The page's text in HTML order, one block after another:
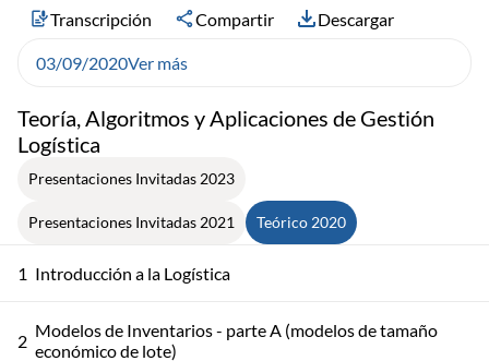
Teoría, Algoritmos y Aplicaciones de Gestión
Logística
Presentaciones Invitadas 2023
Presentaciones Invitadas 2021 Teórico 2020
1 Introducción a la Logística
2 Modelos de Inventarios - parte A (modelos de tamaño
económico de lote)
Transcripción Compartir Descargar
03/09/2020Ver más